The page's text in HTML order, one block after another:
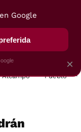
VEGUI
Alcampo Pueblo
×
Google